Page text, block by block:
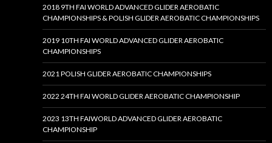
2018 9TH FAI WORLD ADVANCED GLIDER AEROBATIC
CHAMPIONSHIPS & POLISH GLIDER AEROBATIC CHAMPIONSHIPS
2019 10TH FAI WORLD ADVANCED GLIDER AEROBATIC
CHAMPIONSHIPS
2021 POLISH GLIDER AEROBATIC CHAMPIONSHIPS
2022 24TH FAI WORLD GLIDER AEROBATIC CHAMPIONSHIP
2023 13TH FAIWORLD ADVANCED GLIDER AEROBATIC
CHAMPIONSHIP